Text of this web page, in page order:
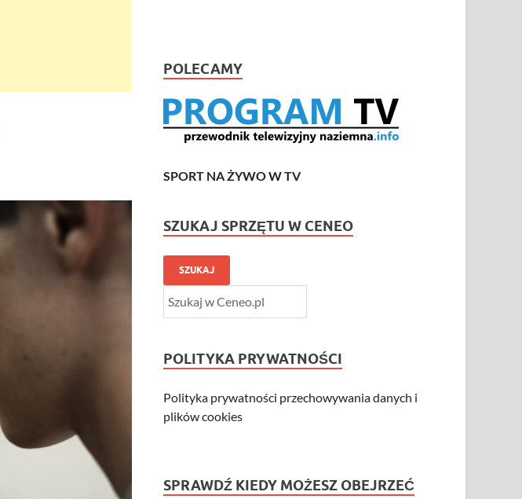
POLECAMY
SPORT NA ŻYWO W TV
SZUKAJ SPRZĘTU W CENEO
SZUKAJ
POLITYKA PRYWATNOŚCI
Polityka prywatności przechowywania danych i
plików cookies
SPRAWDŹ KIEDY MOŻESZ OBEJRZEĆ